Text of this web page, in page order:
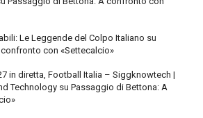
Le Leggende del Colpo Italiano su
con «Settecalcio»
in diretta, Football Italia – Siggknowtech |
Technology su Passaggio di Bettona: A